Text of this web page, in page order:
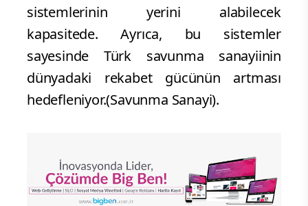
sistemlerinin yerini alabilecek
kapasitede. Ayrıca, bu sistemler
sayesinde Türk savunma sanayiinin
dünyadaki rekabet gücünün artması
hedefleniyor.(Savunma Sanayi).